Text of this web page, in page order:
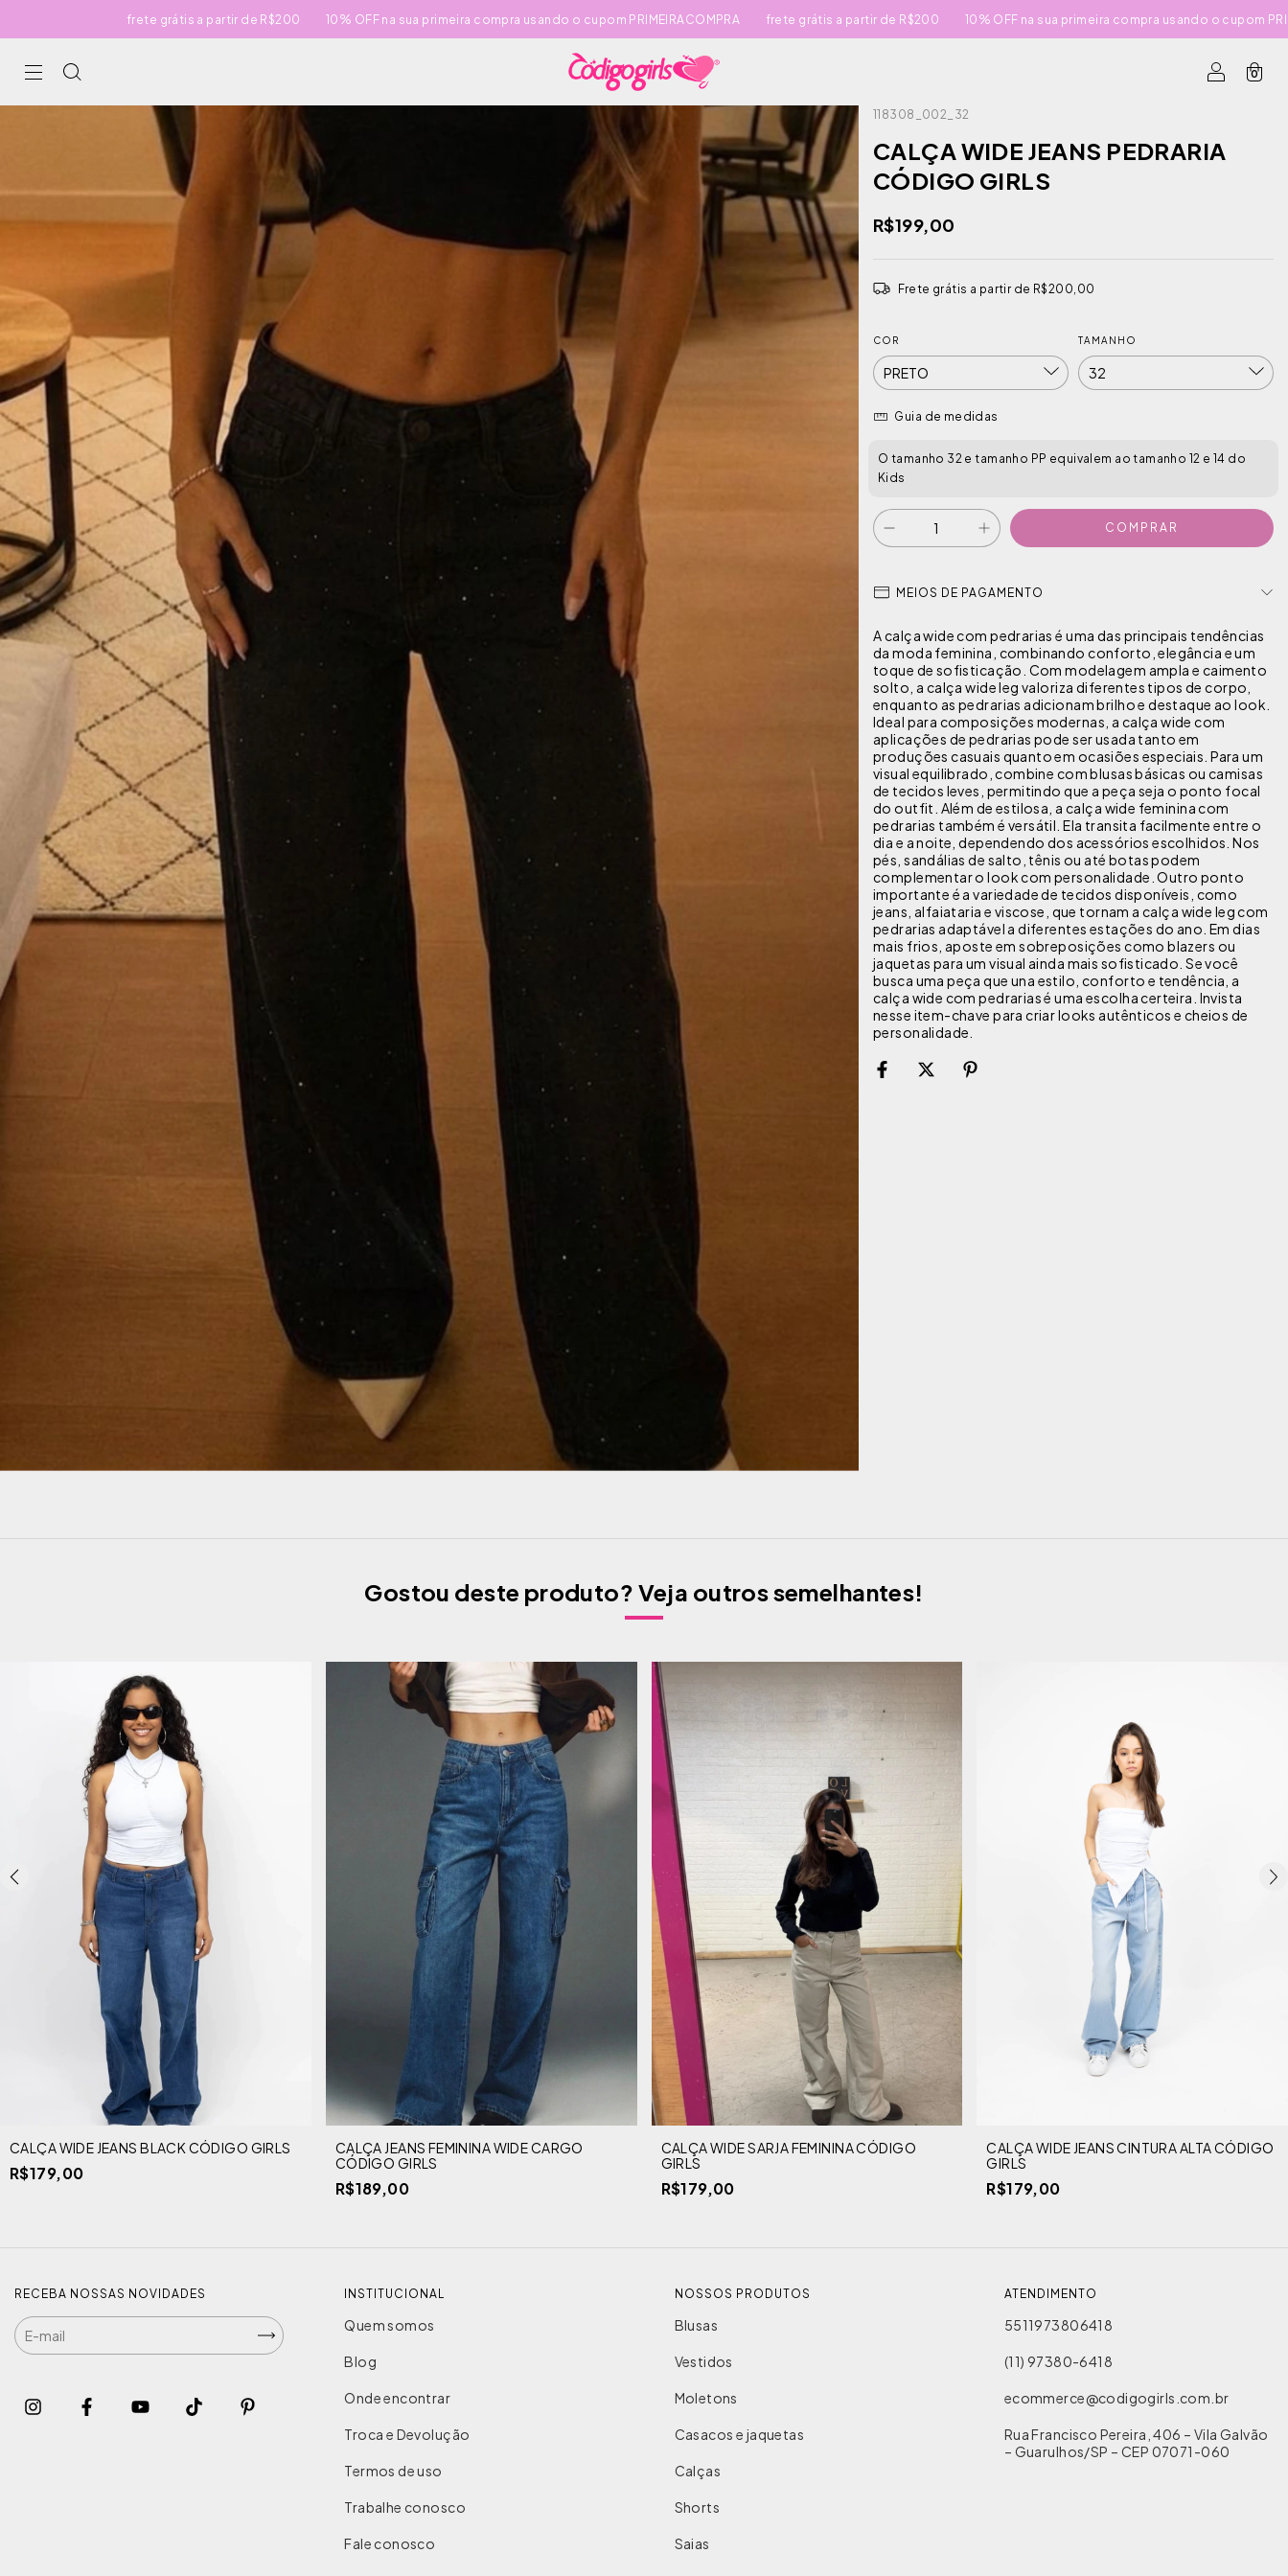
frete grátis a partir de R$200 10% OFF na sua primeira compra usando o cupom PRIMEIRACOMPRA frete grátis a partir de R$200 10% OFF na sua primeira compra usando o cupom PRIMEIRACOMPRA
0
118308_002_32
CALÇA WIDE JEANS PEDRARIA
CÓDIGO GIRLS
R$199,00
Frete grátis a partir de R$200,00
COR TAMANHO
Guia de medidas
O tamanho 32 e tamanho PP equivalem ao tamanho 12 e 14 do
Kids
MEIOS DE PAGAMENTO
A calça wide com pedrarias é uma das principais tendências
da moda feminina, combinando conforto, elegância e um
toque de sofisticação. Com modelagem ampla e caimento
solto, a calça wide leg valoriza diferentes tipos de corpo,
enquanto as pedrarias adicionam brilho e destaque ao look.
Ideal para composições modernas, a calça wide com
aplicações de pedrarias pode ser usada tanto em
produções casuais quanto em ocasiões especiais. Para um
visual equilibrado, combine com blusas básicas ou camisas
de tecidos leves, permitindo que a peça seja o ponto focal
do outfit. Além de estilosa, a calça wide feminina com
pedrarias também é versátil. Ela transita facilmente entre o
dia e a noite, dependendo dos acessórios escolhidos. Nos
pés, sandálias de salto, tênis ou até botas podem
complementar o look com personalidade. Outro ponto
importante é a variedade de tecidos disponíveis, como
jeans, alfaiataria e viscose, que tornam a calça wide leg com
pedrarias adaptável a diferentes estações do ano. Em dias
mais frios, aposte em sobreposições como blazers ou
jaquetas para um visual ainda mais sofisticado. Se você
busca uma peça que una estilo, conforto e tendência, a
calça wide com pedrarias é uma escolha certeira. Invista
nesse item-chave para criar looks autênticos e cheios de
personalidade.
Gostou deste produto? Veja outros semelhantes!
CALÇA WIDE JEANS BLACK CÓDIGO GIRLS
R$179,00
CALÇA JEANS FEMININA WIDE CARGO
CÓDIGO GIRLS
R$189,00
CALÇA WIDE SARJA FEMININA CÓDIGO
GIRLS
R$179,00
CALÇA WIDE JEANS CINTURA ALTA CÓDIGO
GIRLS
R$179,00
RECEBA NOSSAS NOVIDADES INSTITUCIONAL
Quem somos
Blog
Onde encontrar
Troca e Devolução
Termos de uso
Trabalhe conosco
Fale conosco
NOSSOS PRODUTOS
Blusas
Vestidos
Moletons
Casacos e jaquetas
Calças
Shorts
Saias
ATENDIMENTO
5511973806418
(11) 97380-6418
ecommerce@codigogirls.com.br
Rua Francisco Pereira, 406 – Vila Galvão
– Guarulhos/SP – CEP 07071-060